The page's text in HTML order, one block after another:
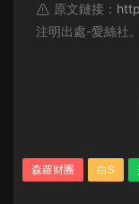
原文鏈接：
注明出處-愛絲社。
森蘿财團 白S